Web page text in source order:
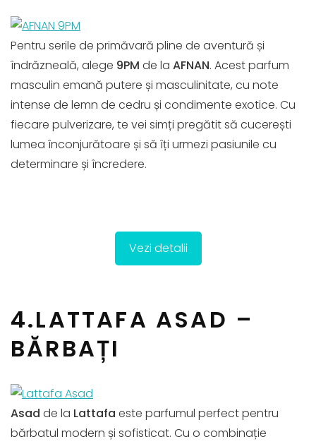
Pentru serile de primăvară pline de aventură și
îndrăzneală, alege 9PM de la AFNAN. Acest parfum
masculin emană putere și masculinitate, cu note
intense de lemn de cedru și condimente exotice. Cu
fiecare pulverizare, te vei simți pregătit să cucerești
lumea înconjurătoare și să îți urmezi pasiunile cu
determinare și încredere.
Vezi detalii
4.LATTAFA ASAD –
BĂRBAȚI
Asad de la Lattafa este parfumul perfect pentru
bărbatul modern și sofisticat. Cu o combinație